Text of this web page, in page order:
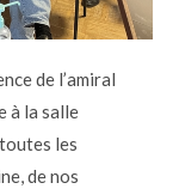
de l’amiral
à la salle
les
de nos